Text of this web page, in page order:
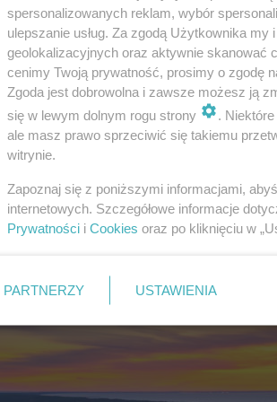
Siedlce: Zderzenie
motocyklisty na ul.
Sokołowskiej, jedna osoba
ranna!
spersonalizowanych reklam, wybór
ulepszanie usług. Za zgodą Użytkownika
geolokalizacyjnych oraz aktywnie skanować
cenimy Twoją prywatność, prosimy o zgodę
Zgoda jest dobrowolna i zawsze możesz ją
się w lewym dolnym rogu strony
.
ale masz prawo sprzeciwić się takiemu
witrynie.
Zapoznaj się z poniższymi informacjami,
internetowych. Szczegółowe informacje
Prywatności i Cookies oraz po kliknięciu w
PARTNERZY USTAWIENIA